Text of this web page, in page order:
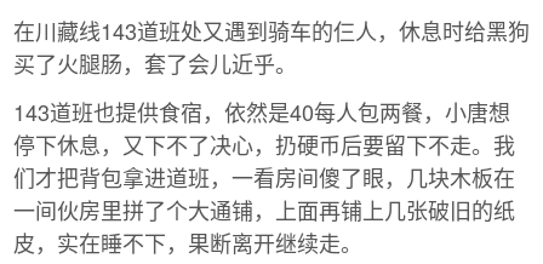
在川藏线143道班处又遇到骑车的仨人，休息时给黑狗
买了火腿肠，套了会儿近乎。
143道班也提供食宿，依然是40每人包两餐，小唐想
停下休息，又下不了决心，扔硬币后要留下不走。我
们才把背包拿进道班，一看房间傻了眼，几块木板在
一间伙房里拼了个大通铺，上面再铺上几张破旧的纸
皮，实在睡不下，果断离开继续走。